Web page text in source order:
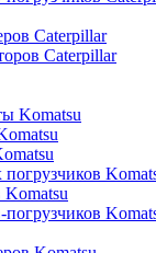
Caterpillar
Caterpillar
Komatsu
Komatsu